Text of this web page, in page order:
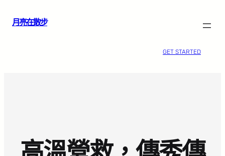
月亮在散步
GET STARTED